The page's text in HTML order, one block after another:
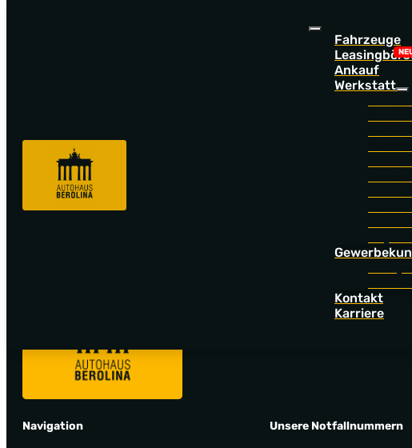
Fahrzeuge
Ankauf
Werkstatt
Kontakt
Karriere
Go back to startpage to see our new offers.
Navigation Unsere Notfallnummern